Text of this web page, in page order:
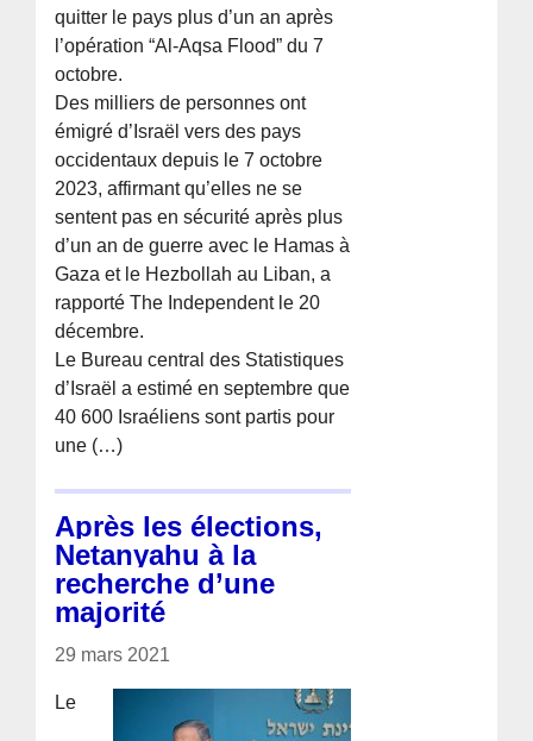
quitter le pays plus d’un an après
l’opération “Al-Aqsa Flood” du 7
octobre.
Des milliers de personnes ont
émigré d’Israël vers des pays
occidentaux depuis le 7 octobre
2023, affirmant qu’elles ne se
sentent pas en sécurité après plus
d’un an de guerre avec le Hamas à
Gaza et le Hezbollah au Liban, a
rapporté The Independent le 20
décembre.
Le Bureau central des Statistiques
d’Israël a estimé en septembre que
40 600 Israéliens sont partis pour
une (…)
Après les élections,
Netanyahu à la
recherche d’une
majorité
29 mars 2021
Le